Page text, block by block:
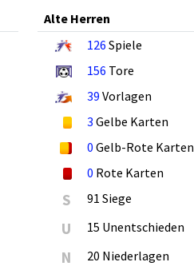
Alte Herren
126 Spiele
156 Tore
39 Vorlagen
3 Gelbe Karten
0 Gelb-Rote Karten
0 Rote Karten
S 91 Siege
U 15 Unentschieden
N 20 Niederlagen